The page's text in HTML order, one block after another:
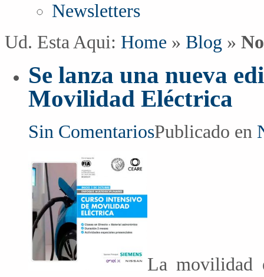
Newsletters
Ud. Esta Aqui: Home » Blog »
Se lanza una nueva
Movilidad Eléctrica
Sin ComentariosPublicado en
La movilidad